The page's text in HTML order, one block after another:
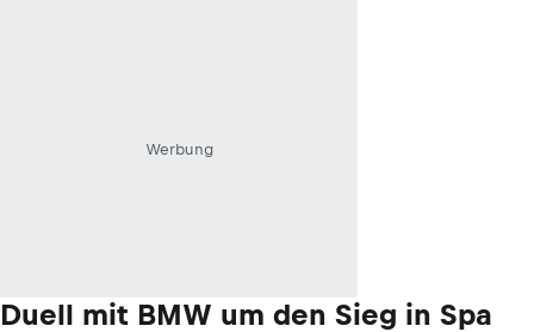
Werbung
Duell mit BMW um den Sieg in Spa